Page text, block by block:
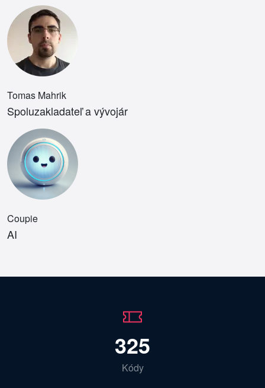
Tomas Mahrik
Spoluzakladateľ a vývojár
Coupie
AI
325
Kódy